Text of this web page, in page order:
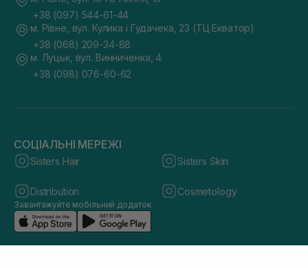
+38 (097) 544-61-44
м. Рівне, вул. Кулика і Гудачека, 23 (ТЦ Екватор)
+38 (068) 209-34-88
м. Луцьк, вул. Винниченка, 4
+38 (098) 076-60-62
СОЦІАЛЬНІ МЕРЕЖІ
Sisters Hair Sisters Skin
Distribution Cosmetology
Завантажуйте мобільний додаток